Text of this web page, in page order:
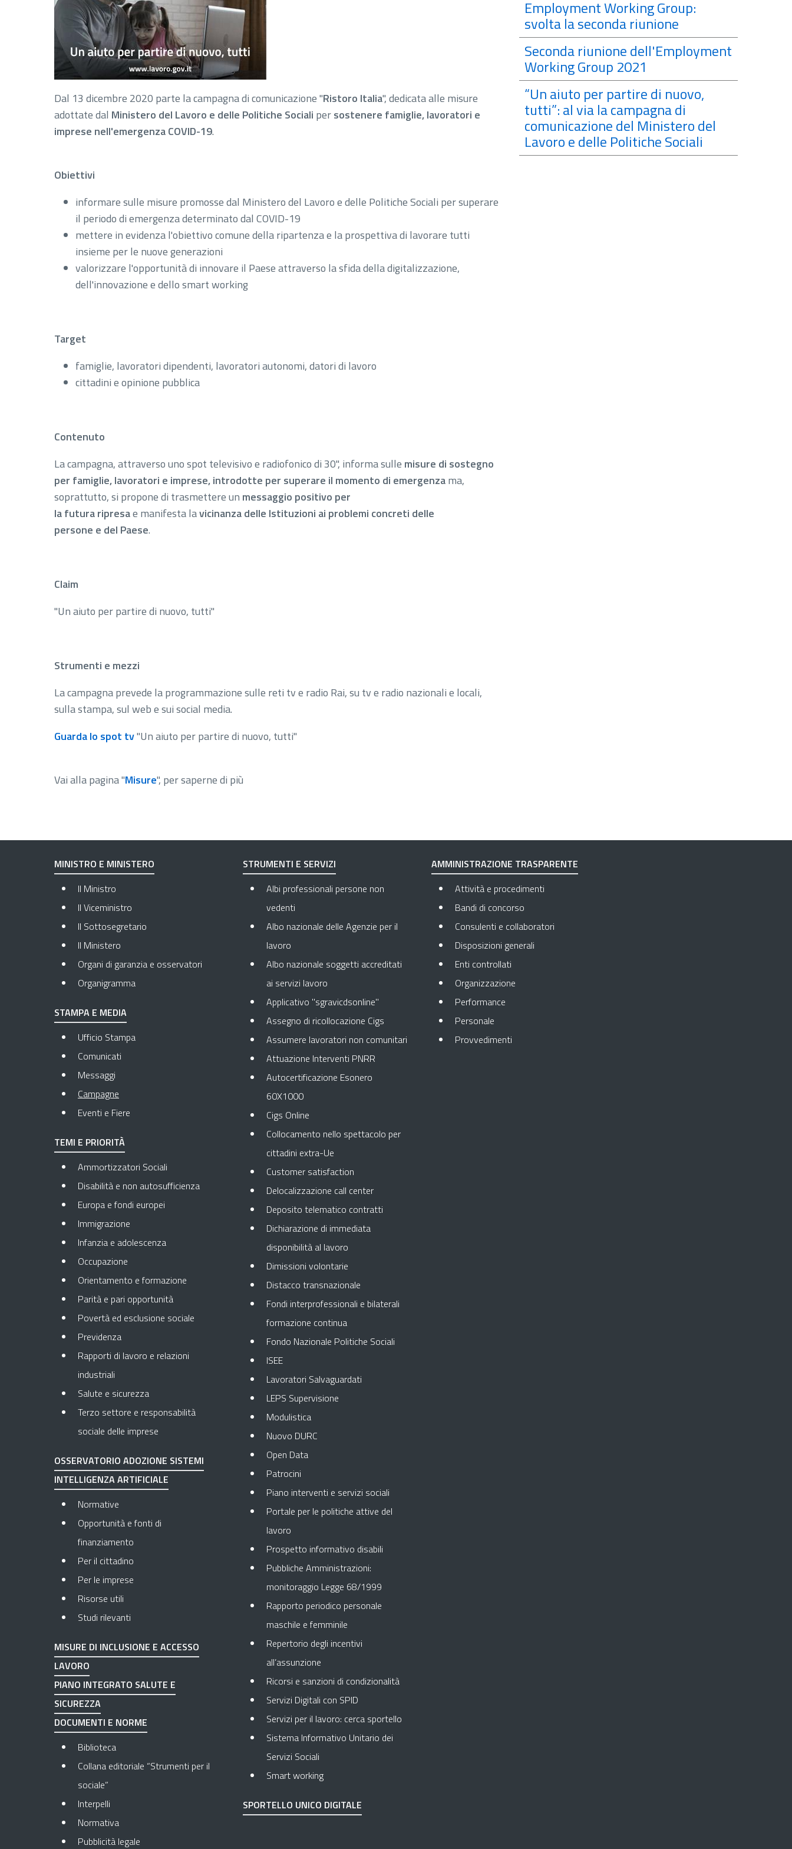
Dal 13 dicembre 2020 parte la campagna di comunicazione "Ristoro Italia", dedicata alle misure
adottate dal Ministero del Lavoro e delle Politiche Sociali persostenere famiglie, lavoratori e
imprese nell'emergenza COVID-19.
Obiettivi
informare sulle misure promosse dal Ministero del Lavoro e delle Politiche Sociali per superare
il periodo di emergenza determinato dal COVID-19
mettere in evidenza l'obiettivo comune della ripartenza e la prospettiva di lavorare tutti
insieme per le nuove generazioni
valorizzare l'opportunità di innovare il Paese attraverso la sfida della digitalizzazione,
dell'innovazione e dello smart working
Target
famiglie, lavoratori dipendenti, lavoratori autonomi, datori di lavoro
cittadini e opinione pubblica
Contenuto
La campagna, attraverso uno spot televisivo e radiofonico di 30", informa sulle misure di sostegno
per famiglie, lavoratori e imprese, introdotte per superare il momento di emergenzama,
soprattutto, si propone di trasmettere un messaggio positivo per
la futura ripresae manifesta lavicinanza delle Istituzioni ai problemi concreti delle
persone e del Paese.
Claim
"Un aiuto per partire di nuovo, tutti"
Strumenti e mezzi
La campagna prevede la programmazione sulle reti tv e radio Rai, su tv e radio nazionali e locali,
sulla stampa, sul web e sui social media.
Guarda lo spot tv"Un aiuto per partire di nuovo, tutti"
Vai alla pagina "Misure", per saperne di più
Employment Working Group:
svolta la seconda riunione
Seconda riunione dell'Employment
Working Group 2021
“Un aiuto per partire di nuovo,
tutti”: al via la campagna di
comunicazione del Ministero del
Lavoro e delle Politiche Sociali
MINISTRO E MINISTERO
Il Ministro
Il Viceministro
Il Sottosegretario
Il Ministero
Organi di garanzia e osservatori
Organigramma
STAMPA E MEDIA
Ufficio Stampa
Comunicati
Messaggi
Campagne
Eventi e Fiere
TEMI E PRIORITÀ
Ammortizzatori Sociali
Disabilità e non autosufficienza
Europa e fondi europei
Immigrazione
Infanzia e adolescenza
Occupazione
Orientamento e formazione
Parità e pari opportunità
Povertà ed esclusione sociale
Previdenza
Rapporti di lavoro e relazioni
industriali
Salute e sicurezza
Terzo settore e responsabilità
sociale delle imprese
OSSERVATORIO ADOZIONE SISTEMI
INTELLIGENZA ARTIFICIALE
Normative
Opportunità e fonti di
finanziamento
Per il cittadino
Per le imprese
Risorse utili
Studi rilevanti
MISURE DI INCLUSIONE E ACCESSO
LAVORO
PIANO INTEGRATO SALUTE E
SICUREZZA
DOCUMENTI E NORME
Biblioteca
Collana editoriale “Strumenti per il
sociale”
Interpelli
Normativa
Pubblicità legale
STRUMENTI E SERVIZI
Albi professionali persone non
vedenti
Albo nazionale delle Agenzie per il
lavoro
Albo nazionale soggetti accreditati
ai servizi lavoro
Applicativo "sgravicdsonline"
Assegno di ricollocazione Cigs
Assumere lavoratori non comunitari
Attuazione Interventi PNRR
Autocertificazione Esonero
60X1000
Cigs Online
Collocamento nello spettacolo per
cittadini extra-Ue
Customer satisfaction
Delocalizzazione call center
Deposito telematico contratti
Dichiarazione di immediata
disponibilità al lavoro
Dimissioni volontarie
Distacco transnazionale
Fondi interprofessionali e bilaterali
formazione continua
Fondo Nazionale Politiche Sociali
ISEE
Lavoratori Salvaguardati
LEPS Supervisione
Modulistica
Nuovo DURC
Open Data
Patrocini
Piano interventi e servizi sociali
Portale per le politiche attive del
lavoro
Prospetto informativo disabili
Pubbliche Amministrazioni:
monitoraggio Legge 68/1999
Rapporto periodico personale
maschile e femminile
Repertorio degli incentivi
all’assunzione
Ricorsi e sanzioni di condizionalità
Servizi Digitali con SPID
Servizi per il lavoro: cerca sportello
Sistema Informativo Unitario dei
Servizi Sociali
Smart working
SPORTELLO UNICO DIGITALE
AMMINISTRAZIONE TRASPARENTE
Attività e procedimenti
Bandi di concorso
Consulenti e collaboratori
Disposizioni generali
Enti controllati
Organizzazione
Performance
Personale
Provvedimenti